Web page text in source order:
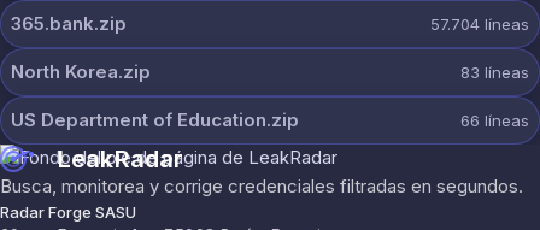
365.bank.zip 57.704 líneas
North Korea.zip 83 líneas
US Department of Education.zip 66 líneas
LeakRadar
Busca, monitorea y corrige credenciales filtradas en segundos.
Radar Forge SASU